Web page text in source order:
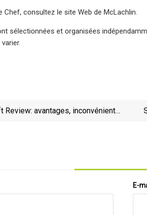
consultez le site Web de McLachlin.
sélectionnées et organisées
Review: avantages, inconvénients,
E-